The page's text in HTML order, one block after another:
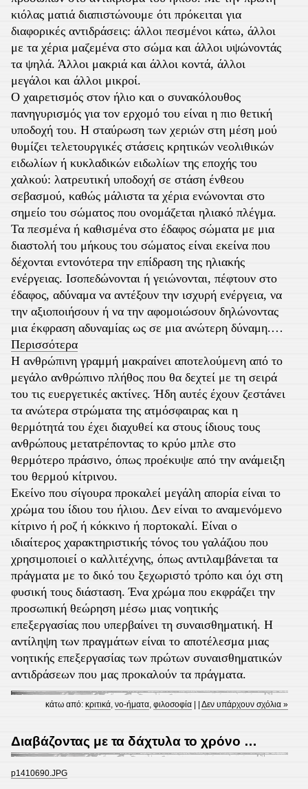
κιόλας ματιά διαπιστώνουμε ότι πρόκειται για
διαφορικές αντιδράσεις: άλλοι πεσμένοι κάτω, άλλοι
με τα χέρια μαζεμένα στο σώμα και άλλοι υψώνοντάς
τα ψηλά. Άλλοι μακριά και άλλοι κοντά, άλλοι
μεγάλοι και άλλοι μικροί.
Ο χαιρετισμός στον ήλιο και ο συνακόλουθος
πανηγυρισμός για τον ερχομό του είναι η πιο θετική
υποδοχή του. Η σταύρωση των χεριών στη μέση μού
θυμίζει τελετουργικές στάσεις κρητικών νεολιθικών
ειδωλίων ή κυκλαδικών ειδωλίων της εποχής του
χαλκού: λατρευτική υποδοχή σε στάση ένθεου
σεβασμού, καθώς μάλιστα τα χέρια ενώνονται στο
σημείο του σώματος που ονομάζεται ηλιακό πλέγμα.
Τα πεσμένα ή καθισμένα στο έδαφος σώματα με μια
διαστολή του μήκους του σώματος είναι εκείνα που
δέχονται εντονότερα την επίδραση της ηλιακής
ενέργειας. Ισοπεδώνονται ή γειώνονται, πέφτουν στο
έδαφος, αδύναμα να αντέξουν την ισχυρή ενέργεια, να
την αξιοποιήσουν ή να την αφομοιώσουν δηλώνοντας
μια έκφραση αδυναμίας ως σε μια ανώτερη δύναμη.…
Περισσότερα
Η ανθρώπινη γραμμή μακραίνει αποτελούμενη από το
μεγάλο ανθρώπινο πλήθος που θα δεχτεί με τη σειρά
του τις ευεργετικές ακτίνες. Ήδη αυτές έχουν ζεστάνει
τα ανώτερα στρώματα της ατμόσφαιρας και η
θερμότητά του έχει διαχυθεί κα στους ίδιους τους
ανθρώπους μετατρέποντας το κρύο μπλε στο
θερμότερο πράσινο, όπως προέκυψε από την ανάμειξη
του θερμού κίτρινου.
Εκείνο που σίγουρα προκαλεί μεγάλη απορία είναι το
χρώμα του ίδιου του ήλιου. Δεν είναι το αναμενόμενο
κίτρινο ή ροζ ή κόκκινο ή πορτοκαλί. Είναι ο
ιδιαίτερος χαρακτηριστικής τόνος του γαλάζιου που
χρησιμοποιεί ο καλλιτέχνης, όπως αντιλαμβάνεται τα
πράγματα με το δικό του ξεχωριστό τρόπο και όχι στη
φυσική τους διάσταση. Ένα χρώμα που εκφράζει την
προσωπική θεώρηση μέσω μιας νοητικής
επεξεργασίας που υπερβαίνει τη συναισθηματική. Η
αντίληψη των πραγμάτων είναι το αποτέλεσμα μιας
νοητικής επεξεργασίας των πρώτων συναισθηματικών
αντιδράσεων που μας προκαλούν τα πράγματα.
κάτω από:κριτικά,νο-ήματα,φιλοσοφία | |Δεν υπάρχουν σχόλια »
Διαβάζοντας με τα δάχτυλα το χρόνο …
p1410690.JPG